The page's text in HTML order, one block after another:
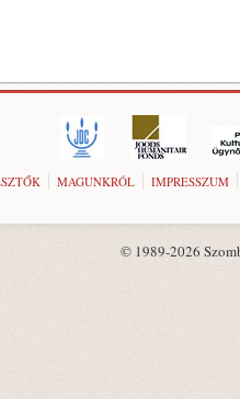
MAGUNKRÓL IMPRESSZUM
© 1989-2026